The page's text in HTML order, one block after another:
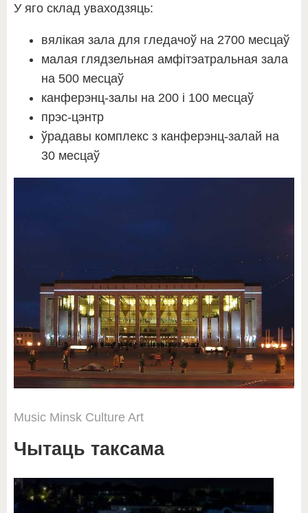
У яго склад уваходзяць:
вялікая зала для гледачоў на 2700 месцаў
малая глядзельная амфітэатральная зала
на 500 месцаў
канферэнц-залы на 200 і 100 месцаў
прэс-цэнтр
ўрадавы комплекс з канферэнц-залай на
30 месцаў
Music Minsk Culture Art
Чытаць таксама